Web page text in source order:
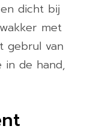
dicht bij
met
gebrul van
in de hand,